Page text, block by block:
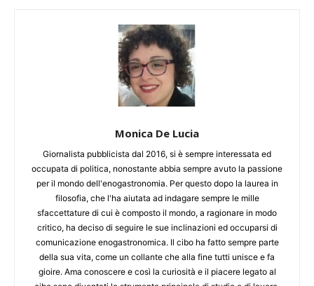
Monica De Lucia
Giornalista pubblicista dal 2016, si è sempre interessata ed
occupata di politica, nonostante abbia sempre avuto la passione
per il mondo dell'enogastronomia. Per questo dopo la laurea in
filosofia, che l'ha aiutata ad indagare sempre le mille
sfaccettature di cui è composto il mondo, a ragionare in modo
critico, ha deciso di seguire le sue inclinazioni ed occuparsi di
comunicazione enogastronomica. Il cibo ha fatto sempre parte
della sua vita, come un collante che alla fine tutti unisce e fa
gioire. Ama conoscere e così la curiosità e il piacere legato al